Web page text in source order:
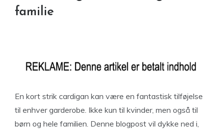
familie
En kort strik cardigan kan være en fantastisk tilføjelse
til enhver garderobe. Ikke kun til kvinder, men også til
børn og hele familien. Denne blogpost vil dykke ned i,